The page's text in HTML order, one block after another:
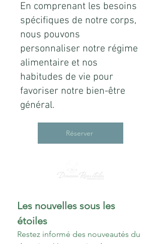
En comprenant les besoins
spécifiques de notre corps,
nous pouvons
personnaliser notre régime
alimentaire et nos
habitudes de vie pour
favoriser notre bien-être
général.
Réserver
Les nouvelles sous les
étoiles
Restez informé des nouveautés du